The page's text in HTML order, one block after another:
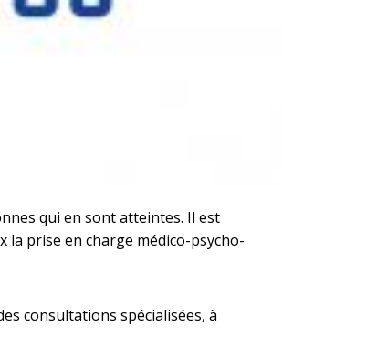
qui en sont atteintes. Il est
la prise en charge médico-psycho-
consultations spécialisées, à